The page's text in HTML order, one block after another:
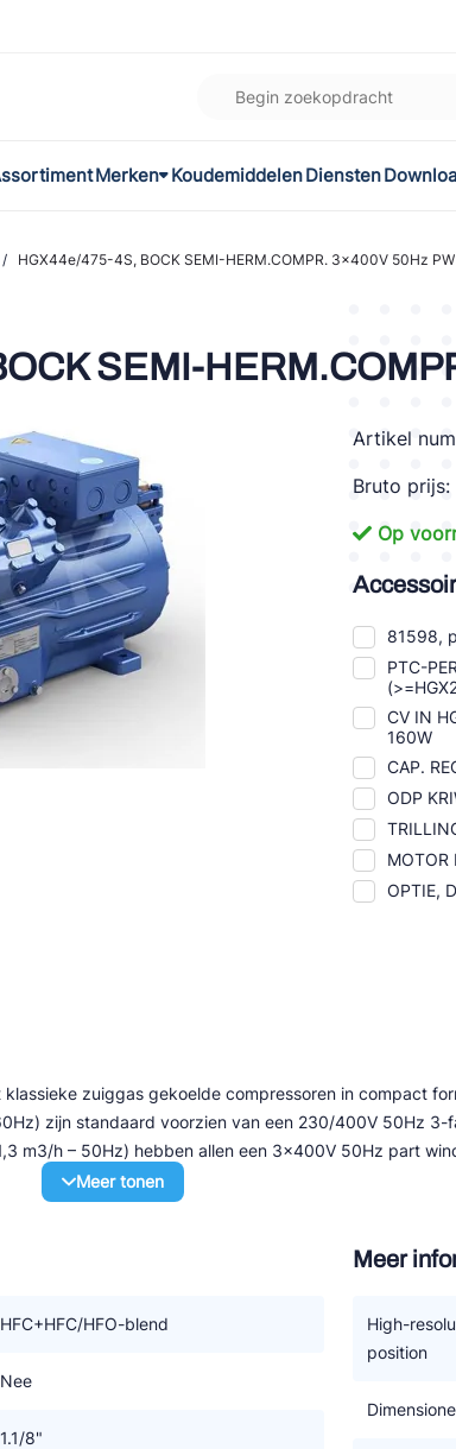
Merken
Castel
AWA
VACON
REFFLEX®
Johnson Controls
Doucette Industries
Ziehl-Abegg
ESK Schultze
TEKLAB
KoudemiddelenDiensten
/ HGX44e/475-4S, BOCK SEMI-HERM.COMPR. 3x400V 50Hz PW
SEMI-
Artikel
Bruto prijs:
Op
81598,
PTC-
CV IN
160W
CAP.
ODP
MOTOR
OPTIE,
zuiggas gekoelde compressoren in compact
zijn standaard voorzien van een 230/400V 50Hz 3-
m3/h – 50Hz) hebben allen een 3x400V 50Hz part
niveau
toerenregeling met een frequentie omvormer
HFC koudemiddelen.
Meer tonen
HFC+HFC/HFO-blend
Nee
1.1/8"
Meer
High-
position